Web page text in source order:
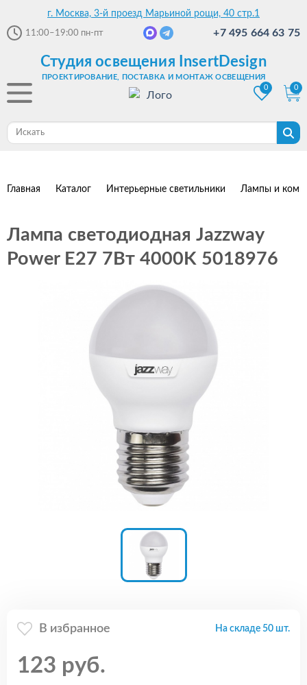
г. Москва, 3-й проезд Марьиной рощи, 40 стр.1
11:00–19:00 пн-пт +7 495 664 63 75
Студия освещения InsertDesign
ПРОЕКТИРОВАНИЕ, ПОСТАВКА И МОНТАЖ ОСВЕЩЕНИЯ
0
0
Главная Каталог Интерьерные светильники Лампы и
Лампа светодиодная Jazzway
Power E27 7Вт 4000K 5018976
В избранное На складе 50 шт.
123 руб.